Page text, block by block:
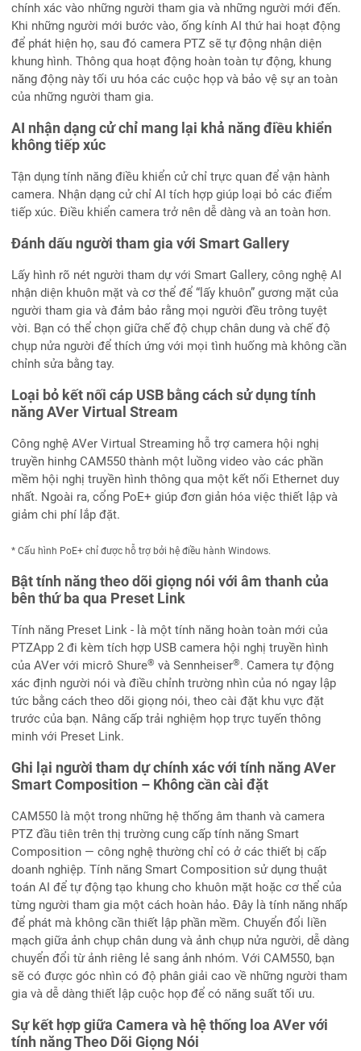
chính xác vào những người tham gia và những người mới đến.
Khi những người mới bước vào, ống kính AI thứ hai hoạt động
để phát hiện họ, sau đó camera PTZ sẽ tự động nhận diện
khung hình. Thông qua hoạt động hoàn toàn tự động, khung
năng động này tối ưu hóa các cuộc họp và bảo vệ sự an toàn
của những người tham gia.
AI nhận dạng cử chỉ mang lại khả năng điều khiển
không tiếp xúc
Tận dụng tính năng điều khiển cử chỉ trực quan để vận hành
camera. Nhận dạng cử chỉ AI tích hợp giúp loại bỏ các điểm
tiếp xúc. Điều khiển camera trở nên dễ dàng và an toàn hơn.
Đánh dấu người tham gia với Smart Gallery
Lấy hình rõ nét người tham dự với Smart Gallery, công nghệ AI
nhận diện khuôn mặt và cơ thể để “lấy khuôn” gương mặt của
người tham gia và đảm bảo rằng mọi người đều trông tuyệt
vời. Bạn có thể chọn giữa chế độ chụp chân dung và chế độ
chụp nửa người để thích ứng với mọi tình huống mà không cần
chỉnh sửa bằng tay.
Loại bỏ kết nối cáp USB bằng cách sử dụng tính
năng AVer Virtual Stream
Công nghệ AVer Virtual Streaming hỗ trợ camera hội nghị
truyền hinhg CAM550 thành một luồng video vào các phần
mềm hội nghị truyền hình thông qua một kết nối Ethernet duy
nhất. Ngoài ra, cổng PoE+ giúp đơn giản hóa việc thiết lập và
giảm chi phí lắp đặt.
* Cấu hình PoE+ chỉ được hỗ trợ bởi hệ điều hành Windows.
Bật tính năng theo dõi giọng nói với âm thanh của
bên thứ ba qua Preset Link
Tính năng Preset Link - là một tính năng hoàn toàn mới của
PTZApp 2 đi kèm tích hợp USB camera hội nghị truyền hình
của AVer với micrô Shure® và Sennheiser®. Camera tự động
xác định người nói và điều chỉnh trường nhìn của nó ngay lập
tức bằng cách theo dõi giọng nói, theo cài đặt khu vực đặt
trước của bạn. Nâng cấp trải nghiệm họp trực tuyến thông
minh với Preset Link.
Ghi lại người tham dự chính xác với tính năng AVer
Smart Composition – Không cần cài đặt
CAM550 là một trong những hệ thống âm thanh và camera
PTZ đầu tiên trên thị trường cung cấp tính năng Smart
Composition — công nghệ thường chỉ có ở các thiết bị cấp
doanh nghiệp. Tính năng Smart Composition sử dụng thuật
toán AI để tự động tạo khung cho khuôn mặt hoặc cơ thể của
từng người tham gia một cách hoàn hảo. Đây là tính năng nhấp
để phát mà không cần thiết lập phần mềm. Chuyển đổi liền
mạch giữa ảnh chụp chân dung và ảnh chụp nửa người, dễ dàng
chuyển đổi từ ảnh riêng lẻ sang ảnh nhóm. Với CAM550, bạn
sẽ có được góc nhìn có độ phân giải cao về những người tham
gia và dễ dàng thiết lập cuộc họp để có năng suất tối ưu.
Sự kết hợp giữa Camera và hệ thống loa AVer với
tính năng Theo Dõi Giọng Nói